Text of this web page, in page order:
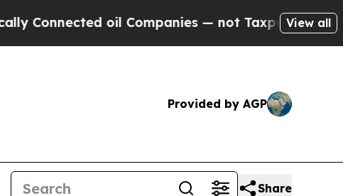
oil Companies — not Taxpayers — theView all
Provided by AGP
Share